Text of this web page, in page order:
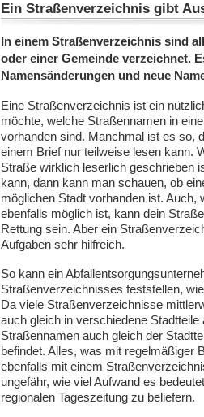
Ein Straßenverzeichnis gibt
In einem Straßenverzeichnis sind
oder einer Gemeinde verzeichnet.
Namensänderungen und neue
Eine Straßenverzeichnis ist ein
möchte, welche Straßennamen in
vorhanden sind. Manchmal ist es so,
einem Brief nur teilweise lesen kann.
Straße wirklich leserlich geschrieben
kann, dann kann man schauen, ob
möglichen Stadt vorhanden ist. Auch,
ebenfalls möglich ist, kann dein
Rettung sein. Aber ein
Aufgaben sehr hilfreich.
So kann ein
Straßenverzeichnisses feststellen,
Da viele Straßenverzeichnisse
auch gleich in verschiedene
Straßennamen auch gleich der
befindet. Alles, was mit regelmäßiger
ebenfalls mit einem
ungefähr, wie viel Aufwand es
regionalen Tageszeitung zu beliefern.